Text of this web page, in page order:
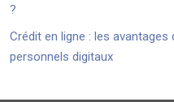
?
Crédit en ligne : les
personnels digitaux